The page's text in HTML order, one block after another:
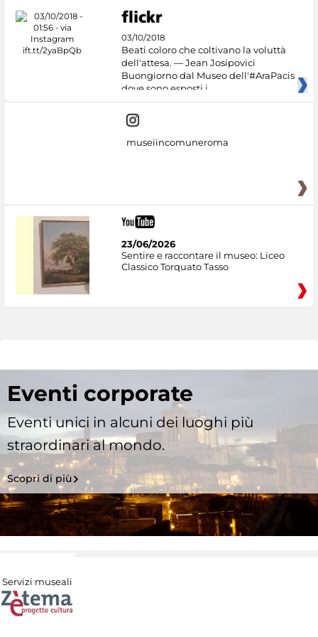
03/10/2018
Beati coloro che coltivano la voluttà
dell'attesa. — Jean Josipovici
Buongiorno dal Museo dell'#AraPacis
dove sono esposti i
museiincomuneroma
23/06/2026
Sentire e raccontare il museo: Liceo
Classico Torquato Tasso
Eventi corporate
Eventi unici in alcuni dei luoghi più
straordinari al mondo.
Scopri di più
Servizi museali